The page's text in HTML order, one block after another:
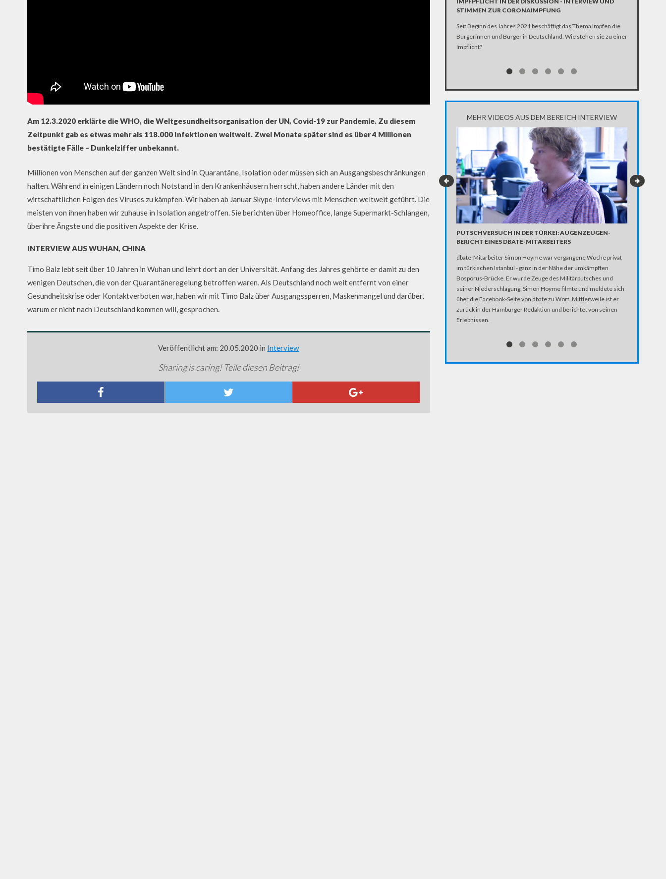
Am 12.3.2020 erklärte die WHO, die Weltgesundheitsorganisation der UN, Covid-19 zur Pandemie. Zu diesem
Zeitpunkt gab es etwas mehr als 118.000 Infektionen weltweit. Zwei Monate später sind es über 4 Millionen
bestätigte Fälle – Dunkelziffer unbekannt.
Millionen von Menschen auf der ganzen Welt sind in Quarantäne, Isolation oder müssen sich an Ausgangsbeschränkungen
halten. Während in einigen Ländern noch Notstand in den Krankenhäusern herrscht, haben andere Länder mit den
wirtschaftlichen Folgen des Viruses zu kämpfen. Wir haben ab Januar Skype-Interviews mit Menschen weltweit geführt. Die
meisten von ihnen haben wir zuhause in Isolation angetroffen. Sie berichten über Homeoffice, lange Supermarkt-Schlangen,
überihre Ängste und die positiven Aspekte der Krise.
INTERVIEW AUS WUHAN, CHINA
Timo Balz lebt seit über 10 Jahren in Wuhan und lehrt dort an der Universität. Anfang des Jahres gehörte er damit zu den
wenigen Deutschen, die von der Quarantäneregelung betroffen waren. Als Deutschland noch weit entfernt von einer
Gesundheitskrise oder Kontaktverboten war, haben wir mit Timo Balz über Ausgangssperren, Maskenmangel und darüber,
warum er nicht nach Deutschland kommen will, gesprochen.
Veröffentlicht am: 20.05.2020 in Interview
Sharing is caring! Teile diesen Beitrag!
STIMMEN ZUR CORONAIMPFUNG
Seit Beginn des Jahres 2021 beschäftigt das Thema Impfen die
Bürgerinnen und Bürger in Deutschland. Wie stehen sie zu einer
Impflicht?
MEHR VIDEOS AUS DEM BEREICH INTERVIEW
PUTSCHVERSUCH IN DER TÜRKEI: AUGENZEUGEN-
BERICHT EINES DBATE-MITARBEITERS
dbate-Mitarbeiter Simon Hoyme war vergangene Woche privat
im türkischen Istanbul - ganz in der Nähe der umkämpften
Bosporus-Brücke. Er wurde Zeuge des Militärputsches und
seiner Niederschlagung. Simon Hoyme filmte und meldete sich
über die Facebook-Seite von dbate zu Wort. Mittlerweile ist er
zurück in der Hamburger Redaktion und berichtet von seinen
Erlebnissen.